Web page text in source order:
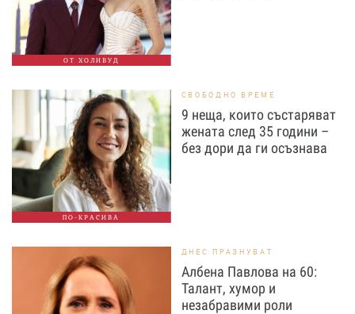
ОТ ХОЛИВУД
ПО-КРАСИВА
СВОБОДНО ВРЕМЕ
9 неща, които състаряват
жената след 35 години –
без дори да ги осъзнава
ДНЕС ПРАЗНУВАТ
Албена Павлова на 60:
Талант, хумор и
незабравими роли